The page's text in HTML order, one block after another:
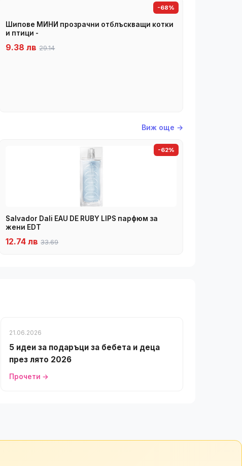
-68%
Шипове МИНИ прозрачни отблъскващи котки
и птици -
9.38 лв 29.14
Виж още →
-62%
Salvador Dali EAU DE RUBY LIPS парфюм за
жени EDT
12.74 лв 33.69
21.06.2026
5 идеи за подаръци за бебета и деца
през лято 2026
Прочети →